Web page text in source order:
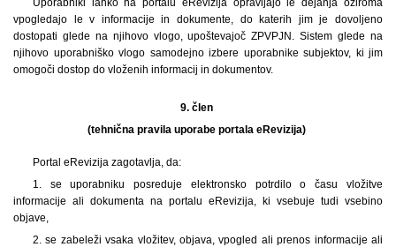
Uporabniki lahko na portalu eRevizija opravljajo le dejanja oziroma
vpogledajo le v informacije in dokumente, do katerih jim je dovoljeno
dostopati glede na njihovo vlogo, upoštevajoč ZPVPJN. Sistem glede na
njihovo uporabniško vlogo samodejno izbere uporabnike subjektov, ki jim
omogoči dostop do vloženih informacij in dokumentov.
9. člen
(tehnična pravila uporabe portala eRevizija)
Portal eRevizija zagotavlja, da:
1. se uporabniku posreduje elektronsko potrdilo o času vložitve
informacije ali dokumenta na portalu eRevizija, ki vsebuje tudi vsebino
objave,
2. se zabeleži vsaka vložitev, objava, vpogled ali prenos informacije ali